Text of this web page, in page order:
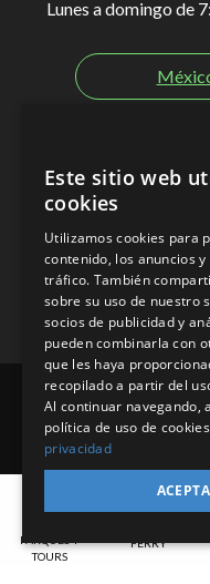
Lunes a domingo de
Términos de Uso Secciones
PARQUES Y
TOURS
FERRY
Este sitio web
cookies
Utilizamos cookies para
contenido, los anuncios
tráfico. También
sobre su uso de nuestro
socios de publicidad y
pueden combinarla con
que les haya
recopilado a partir del
Al continuar navegando,
política de uso de cookies
privacidad